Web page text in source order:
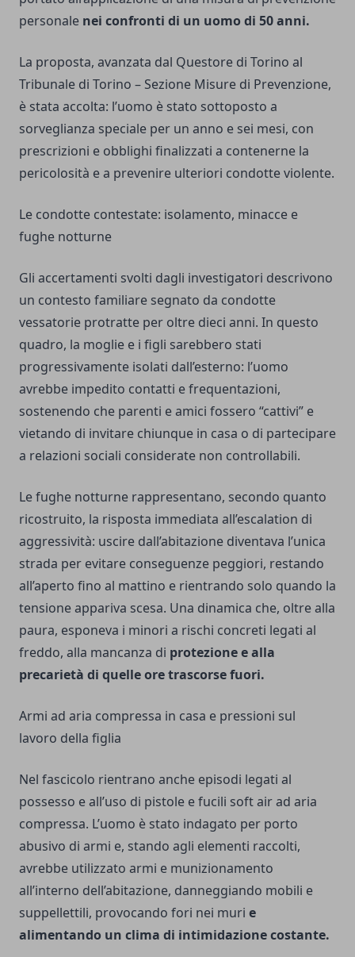
personale nei confronti di un uomo di 50 anni.
La proposta, avanzata dal Questore di Torino al
Tribunale di Torino – Sezione Misure di Prevenzione,
è stata accolta: l’uomo è stato sottoposto a
sorveglianza speciale per un anno e sei mesi, con
prescrizioni e obblighi finalizzati a contenerne la
pericolosità e a prevenire ulteriori condotte violente.
Le condotte contestate: isolamento, minacce e
fughe notturne
Gli accertamenti svolti dagli investigatori descrivono
un contesto familiare segnato da condotte
vessatorie protratte per oltre dieci anni. In questo
quadro, la moglie e i figli sarebbero stati
progressivamente isolati dall’esterno: l’uomo
avrebbe impedito contatti e frequentazioni,
sostenendo che parenti e amici fossero “cattivi” e
vietando di invitare chiunque in casa o di partecipare
a relazioni sociali considerate non controllabili.
Le fughe notturne rappresentano, secondo quanto
ricostruito, la risposta immediata all’escalation di
aggressività: uscire dall’abitazione diventava l’unica
strada per evitare conseguenze peggiori, restando
all’aperto fino al mattino e rientrando solo quando la
tensione appariva scesa. Una dinamica che, oltre alla
paura, esponeva i minori a rischi concreti legati al
freddo, alla mancanza di protezione e alla
precarietà di quelle ore trascorse fuori.
Armi ad aria compressa in casa e pressioni sul
lavoro della figlia
Nel fascicolo rientrano anche episodi legati al
possesso e all’uso di pistole e fucili soft air ad aria
compressa. L’uomo è stato indagato per porto
abusivo di armi e, stando agli elementi raccolti,
avrebbe utilizzato armi e munizionamento
all’interno dell’abitazione, danneggiando mobili e
suppellettili, provocando fori nei muri e
alimentando un clima di intimidazione costante.